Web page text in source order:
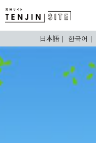
TENJIN SITE
日本語 한국어